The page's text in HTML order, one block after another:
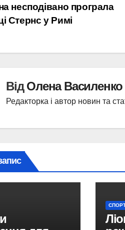
несподівано програла
Стернс у Римі
ВідОлена Василенко
Редакторка і автор новин та